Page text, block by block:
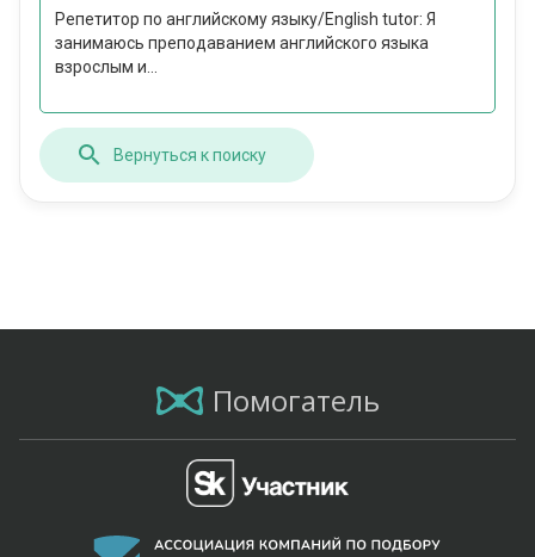
Репетитор по английскому языку/English tutor: Я
занимаюсь преподаванием английского языка
взрослым и...
Вернуться к поиску
Помогатель